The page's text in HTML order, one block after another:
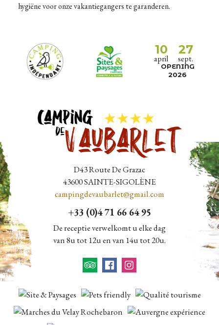
hygiëne voor onze vakantiegangers te garanderen.
10
april
27
sept.
OPENING
2026
D43 Route De Grazac
43600SAINTE-SIGOLÈNE
campingdevaubarlet@gmail.com
+33 (0)4 71 66 64 95
De receptie verwelkomt u elke dag
van 8u tot 12u en van 14u tot 20u.